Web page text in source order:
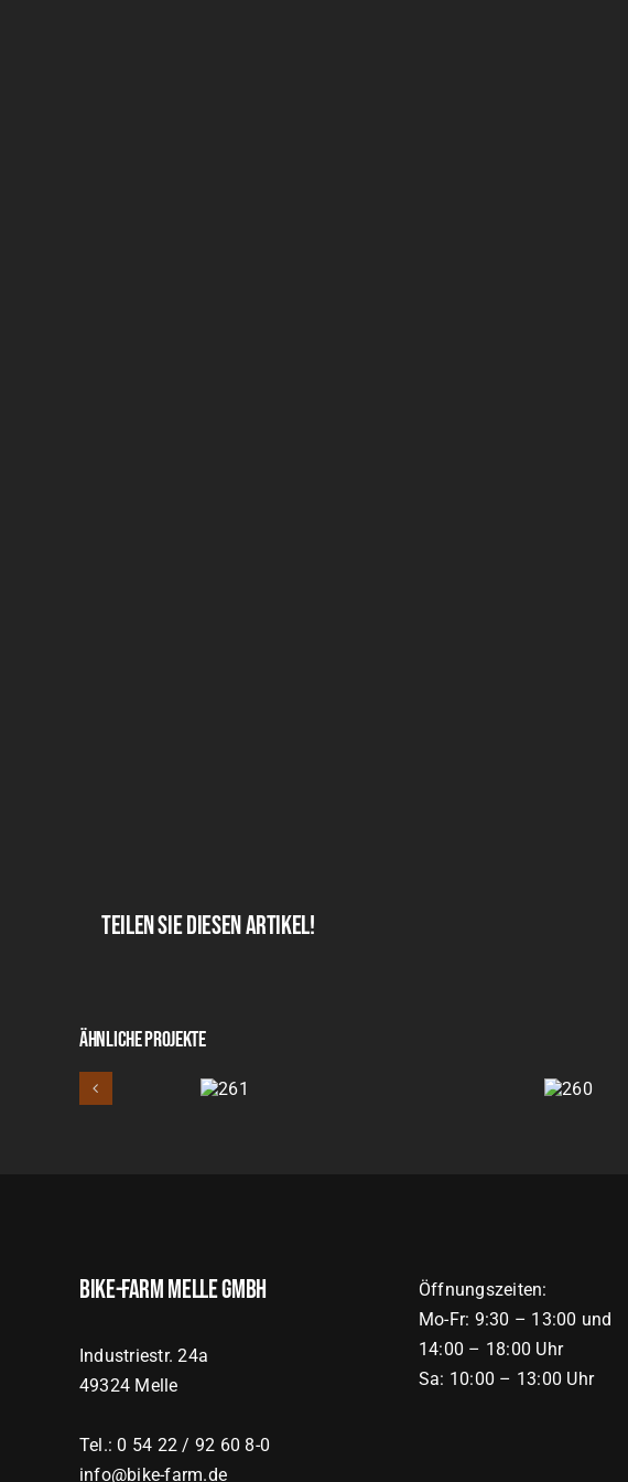
Teilen Sie diesen Artikel!
Ähnliche Projekte
Bike-Farm Melle GmbH
Industriestr. 24a
49324 Melle
Tel.: 0 54 22 / 92 60 8-0
info@bike-farm.de
Öffnungszeiten:
Mo-Fr: 9:30 – 13:00 und
14:00 – 18:00 Uhr
Sa: 10:00 – 13:00 Uhr